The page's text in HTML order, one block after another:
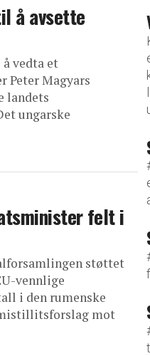
å avsette
vedta et
Peter Magyars
landets
ungarske
felt i
støttet
vennlige
i den rumenske
mot